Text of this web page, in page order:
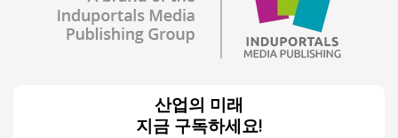
산업의 미래
지금 구독하세요!